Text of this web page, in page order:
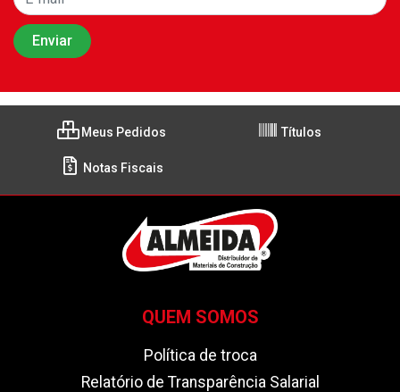
Meus Pedidos Títulos
Notas Fiscais
QUEM SOMOS
Política de troca
Relatório de Transparência Salarial